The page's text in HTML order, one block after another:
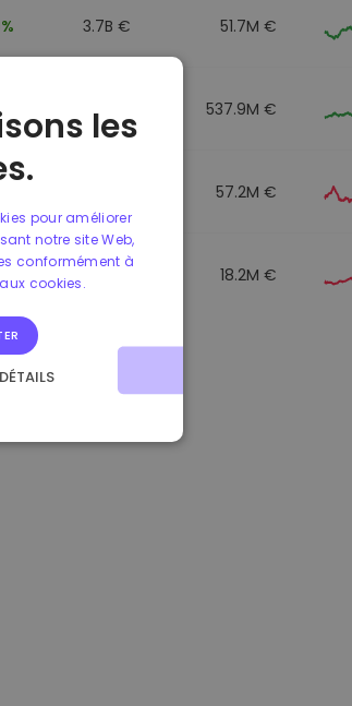
3.7B € 51.7M €
3.5B € 537.9M €
57.2M €
18.2M €
les
pour améliorer
notre site Web,
conformément à
cookies.